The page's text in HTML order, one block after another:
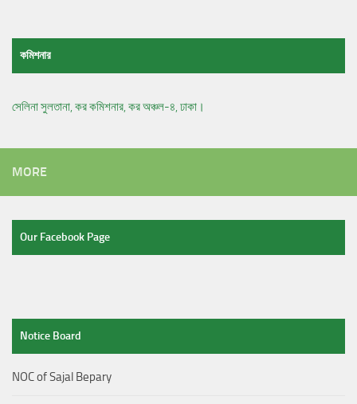
কমিশনার
সেলিনা সুলতানা, কর কমিশনার, কর অঞ্চল-৪, ঢাকা।
MORE
Our Facebook Page
Notice Board
NOC of Sajal Bepary